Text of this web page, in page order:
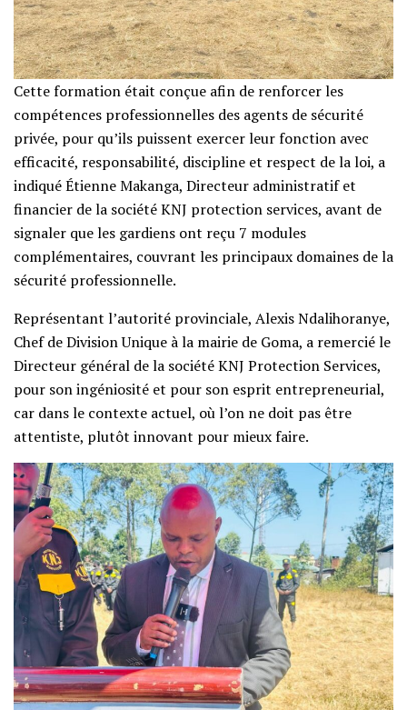
Cette formation était conçue afin de renforcer les
compétences professionnelles des agents de sécurité
privée, pour qu’ils puissent exercer leur fonction avec
efficacité, responsabilité, discipline et respect de la loi, a
indiqué Étienne Makanga, Directeur administratif et
financier de la société KNJ protection services, avant de
signaler que les gardiens ont reçu 7 modules
complémentaires, couvrant les principaux domaines de la
sécurité professionnelle.
Représentant l’autorité provinciale, Alexis Ndalihoranye,
Chef de Division Unique à la mairie de Goma, a remercié le
Directeur général de la société KNJ Protection Services,
pour son ingéniosité et pour son esprit entrepreneurial,
car dans le contexte actuel, où l’on ne doit pas être
attentiste, plutôt innovant pour mieux faire.